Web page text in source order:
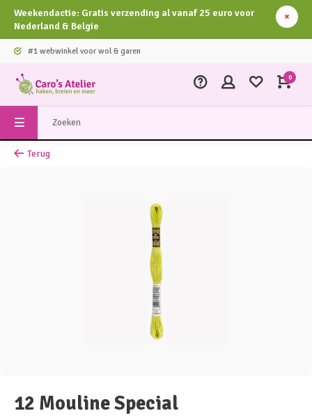
Weekendactie: Gratis verzending al vanaf 25 euro voor
Nederland & Belgie
#1 webwinkel voor wol & garen
0
Terug
12 Mouline Special